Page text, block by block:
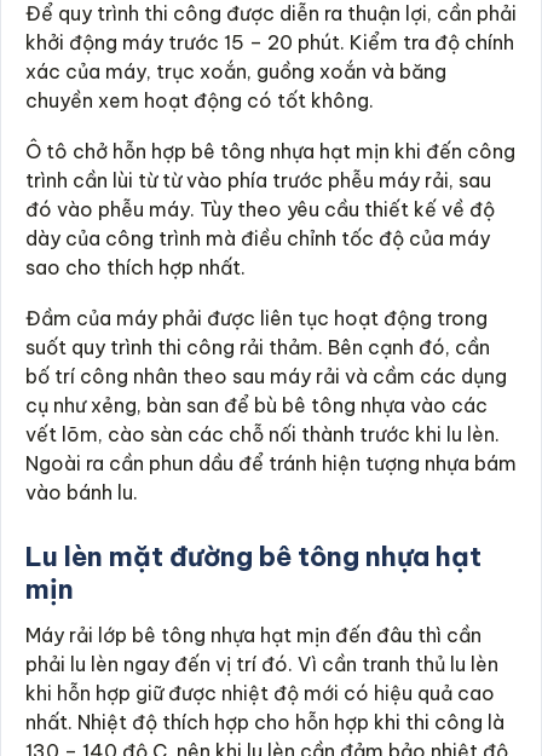
Để quy trình thi công được diễn ra thuận lợi, cần phải
khởi động máy trước 15 – 20 phút. Kiểm tra độ chính
xác của máy, trục xoắn, guồng xoắn và băng
chuyền xem hoạt động có tốt không.
Ô tô chở hỗn hợp bê tông nhựa hạt mịn khi đến công
trình cần lùi từ từ vào phía trước phễu máy rải, sau
đó vào phễu máy. Tùy theo yêu cầu thiết kế về độ
dày của công trình mà điều chỉnh tốc độ của máy
sao cho thích hợp nhất.
Đầm của máy phải được liên tục hoạt động trong
suốt quy trình thi công rải thảm. Bên cạnh đó, cần
bố trí công nhân theo sau máy rải và cầm các dụng
cụ như xẻng, bàn san để bù bê tông nhựa vào các
vết lõm, cào sàn các chỗ nối thành trước khi lu lèn.
Ngoài ra cần phun dầu để tránh hiện tượng nhựa bám
vào bánh lu.
Lu lèn mặt đường bê tông nhựa hạt
mịn
Máy rải lớp bê tông nhựa hạt mịn đến đâu thì cần
phải lu lèn ngay đến vị trí đó. Vì cần tranh thủ lu lèn
khi hỗn hợp giữ được nhiệt độ mới có hiệu quả cao
nhất. Nhiệt độ thích hợp cho hỗn hợp khi thi công là
130 – 140 độ C, nên khi lu lèn cần đảm bảo nhiệt độ